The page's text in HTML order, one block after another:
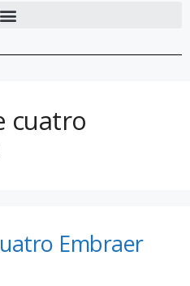
cuatro
Embraer